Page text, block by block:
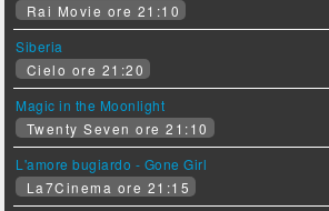
Rai Movie ore 21:10
Siberia
Cielo ore 21:20
Magic in the Moonlight
Twenty Seven ore 21:10
L'amore bugiardo - Gone Girl
La7Cinema ore 21:15